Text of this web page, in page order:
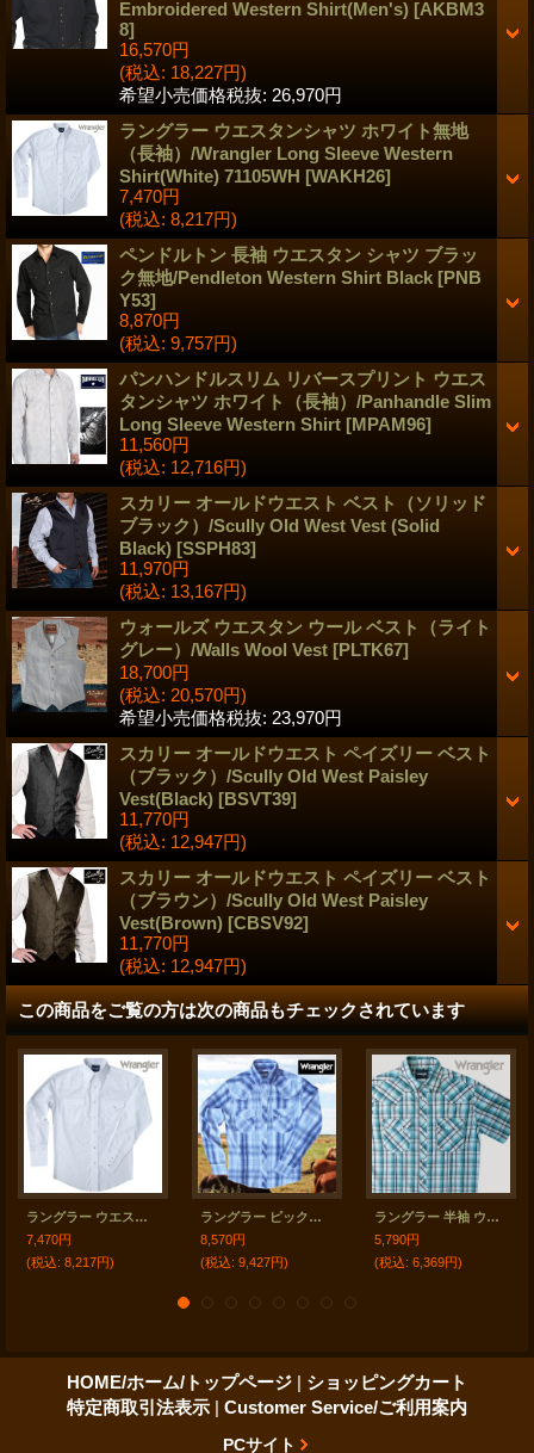
Embroidered Western Shirt(Men's) [AKBM3
8]
16,570円
(税込: 18,227円)
希望小売価格税抜: 26,970円
ラングラー ウエスタンシャツ ホワイト無地
（長袖）/Wrangler Long Sleeve Western
Shirt(White) 71105WH [WAKH26]
7,470円
(税込: 8,217円)
ペンドルトン 長袖 ウエスタン シャツ ブラッ
ク無地/Pendleton Western Shirt Black [PNB
Y53]
8,870円
(税込: 9,757円)
パンハンドルスリム リバースプリント ウエス
タンシャツ ホワイト（長袖）/Panhandle Slim
Long Sleeve Western Shirt [MPAM96]
11,560円
(税込: 12,716円)
スカリー オールドウエスト ベスト（ソリッド
ブラック）/Scully Old West Vest (Solid
Black) [SSPH83]
11,970円
(税込: 13,167円)
ウォールズ ウエスタン ウール ベスト（ライト
グレー）/Walls Wool Vest [PLTK67]
18,700円
(税込: 20,570円)
希望小売価格税抜: 23,970円
スカリー オールドウエスト ペイズリー ベスト
（ブラック）/Scully Old West Paisley
Vest(Black) [BSVT39]
11,770円
(税込: 12,947円)
スカリー オールドウエスト ペイズリー ベスト
（ブラウン）/Scully Old West Paisley
Vest(Brown) [CBSV92]
11,770円
(税込: 12,947円)
この商品をご覧の方は次の商品もチェックされています
ラングラー ウエスタンシャツ ホワイト無地（長袖）/Wrangler Long Sleeve Western Shirt(White) 71105WH
7,470円
(税込: 8,217円)
ラングラー ピックステッチ ウエスタンシャツ（ブループラッド・長袖）/Wrangler Long Sleeve Western Shirt(Blue Plaid)
8,570円
(税込: 9,427円)
ラングラー 半袖 ウエスタンシャツ ターコイズブルーM/Wrangler Short Sleeve Western Shirt
5,790円
(税込: 6,369円)
HOME/ホーム/トップページ | ショッピングカート
特定商取引法表示 | Customer Service/ご利用案内
PCサイト